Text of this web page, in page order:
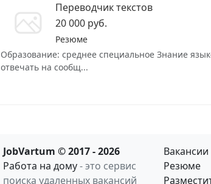
Переводчик текстов
20 000 руб.
Резюме
Образование: среднее специальное Знание
отвечать на сообщ...
JobVartum © 2017 - 2026
Работа на дому- это сервис
поиска удаленных вакансий
Вакансии
Резюме